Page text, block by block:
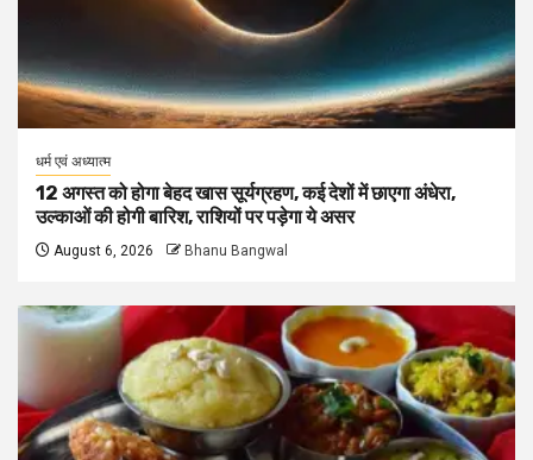
धर्म एवं अध्यात्म
12 अगस्त को होगा बेहद खास सूर्यग्रहण, कई देशों में छाएगा अंधेरा,
उल्काओं की होगी बारिश, राशियों पर पड़ेगा ये असर
August 6, 2026 Bhanu Bangwal